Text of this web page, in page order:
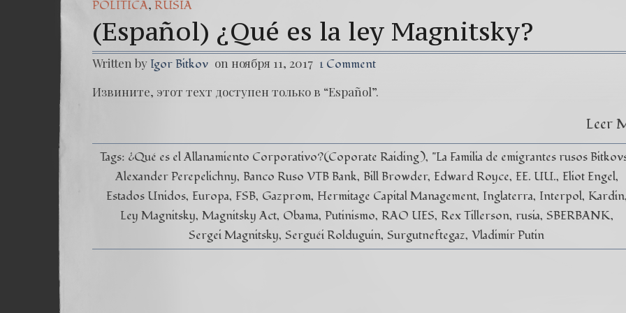
Dr. Erwin Raúl Castañeda Pineda
(Español) 21. ¿Quien
(Español) THELMA ALDANA DIRECTLY PARTICIPATED IN
POLÍTICA, RUSIA
(Español) ¿Qué es la ley Magnitsky?
Written by Igor Bitkov on ноября 11, 2017 1 Comment
Извините, этот техт доступен только в “Español”.
Leer
Tags: ¿Qué es el Allanamiento Corporativo?(Coporate Raiding) "La Familia de emigrantes rusos
Alexander Perepelichny Banco Ruso VTB Bank Bill Browder Edward Royce EE. UU. Eliot Engel
Estados Unidos Europa FSB Gazprom Hermitage Capital Management Inglaterra Interpol Kardin
Ley Magnitsky Magnitsky Act Obama Putinismo RAO UES Rex Tillerson rusia SBERBANK
Sergei Magnitsky Serguéi Rolduguin Surgutneftegaz Vladimir Putin